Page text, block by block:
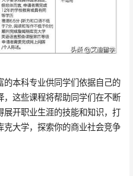
本科专业供同学们依据自己的
这些课程将帮助同学们在不断
开职业生涯的技能和知识，打
大学，探索你的商业社会竞争